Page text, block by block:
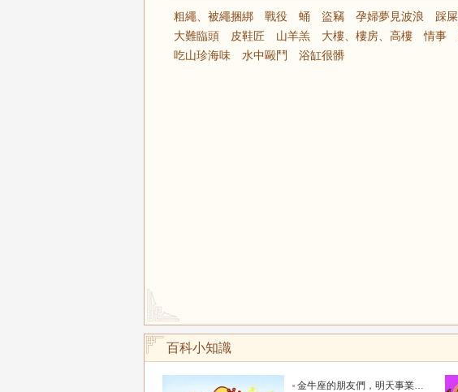
粗繩、被繩捆綁 戰役 蛹 盜竊 孕婦夢見波浪 踩屎
大難臨頭
皮鞋匠 山羊羔 大樓、樓房、高樓 情事
吃山珍海味
水中毆鬥 浴缸很髒
百科小知識
金牛座的朋友們，明天事業迎來新高峰，不要再默默付出而錯失機會！_工作_宇宙_能量